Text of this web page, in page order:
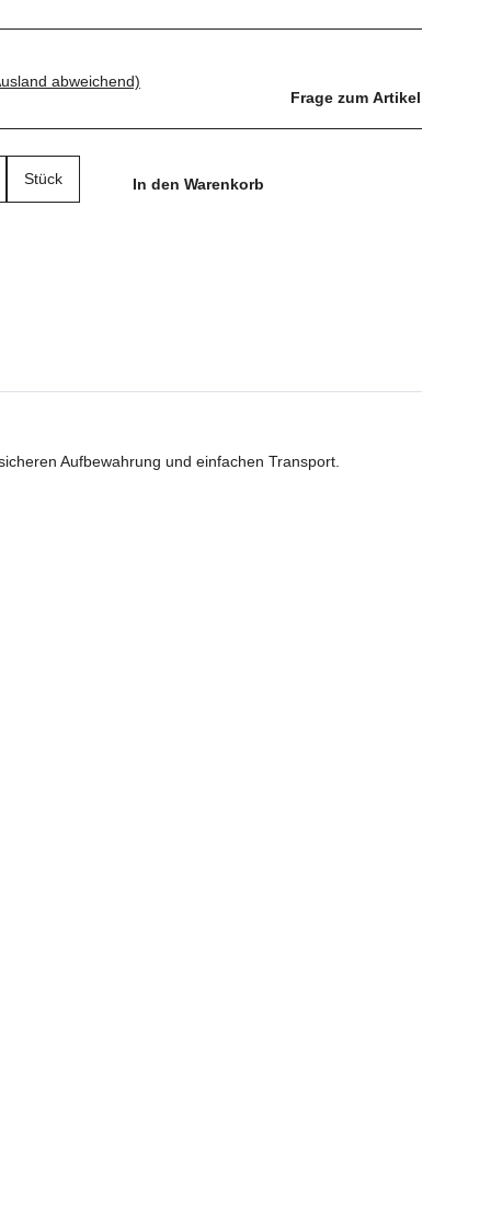
abweichend)
Frage zum Artikel
Stück In den Warenkorb
Aufbewahrung und einfachen Transport.